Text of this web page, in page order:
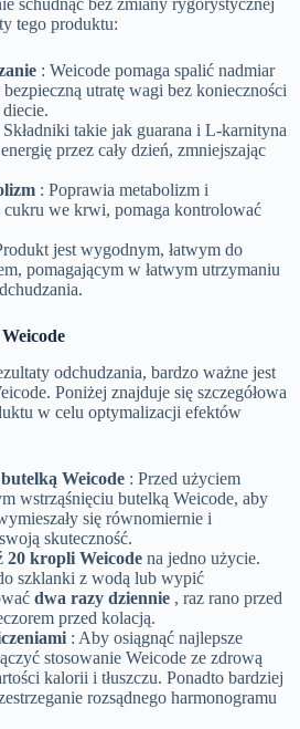
schudnąć bez zmiany rygorystycznej
tego produktu:
: Weicode pomaga spalić nadmiar
bezpieczną utratę wagi bez konieczności
Składniki takie jak guarana i L-karnityna
przez cały dzień, zmniejszając
: Poprawia metabolizm i
we krwi, pomaga kontrolować
jest wygodnym, łatwym do
pomagającym w łatwym utrzymaniu
odchudzania, bardzo ważne jest
Poniżej znajduje się szczegółowa
w celu optymalizacji efektów
Weicode : Przed użyciem
wstrząśnięciu butelką Weicode, aby
się równomiernie i
skuteczność.
20 kropli Weicode na jedno użycie.
szklanki z wodą lub wypić
dwa razy dziennie , raz rano przed
przed kolacją.
: Aby osiągnąć najlepsze
stosowanie Weicode ze zdrową
kalorii i tłuszczu. Ponadto bardziej
rozsądnego harmonogramu